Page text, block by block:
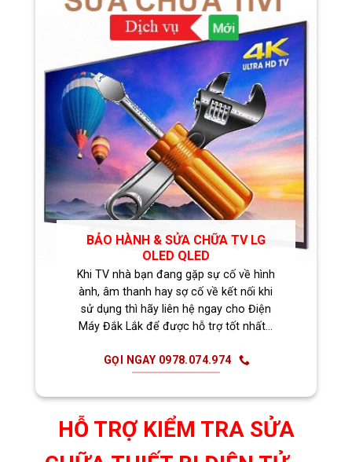
BẢO HÀNH & SỬA CHỮA TV LG
OLED QLED
Khi TV nhà bạn đang gặp sự cố về hình
ành, âm thanh hay sợ cố về kết nối khi
sử dụng thì hãy liên hệ ngay cho Điện
Máy Đắk Lắk để được hỗ trợ tốt nhất…
GỌI NGAY 0978.074.974
HỖ TRỢ KIỂM TRA SỬA